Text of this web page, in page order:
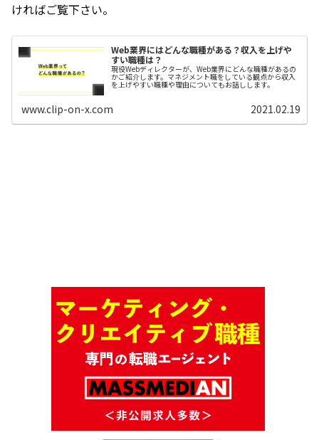
ければご覧下さい。
Web業界にはどんな職種がある？収入を上げや
すい職種は？
現役Webディレクターが、Web業界にどんな職種があるの
かご紹介します。マネジメント職をしている観点から収入
を上げやすい職種や理由についてもお話しします。
www.clip-on-x.com 2021.02.19